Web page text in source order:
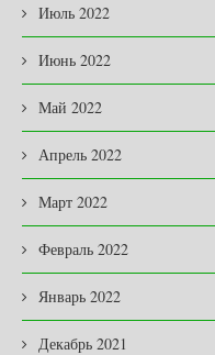
Июль 2022
Июнь 2022
Май 2022
Апрель 2022
Март 2022
Февраль 2022
Январь 2022
Декабрь 2021